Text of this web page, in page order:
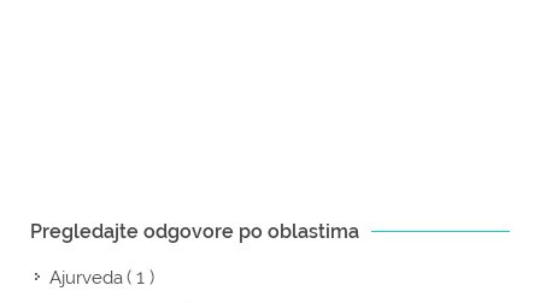
Pregledajte odgovore po oblastima
Ajurveda( 1 )